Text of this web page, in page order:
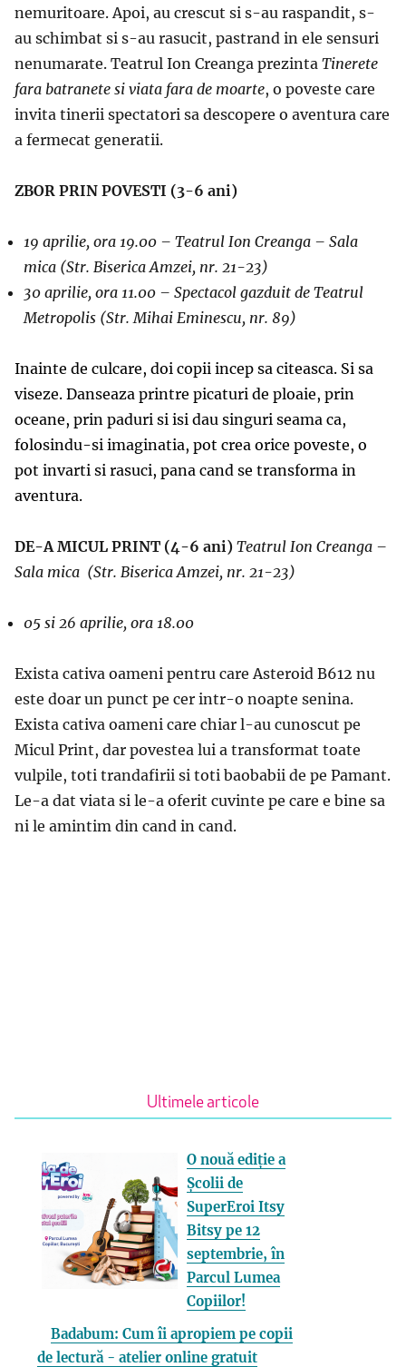
nemuritoare. Apoi, au crescut si s-au raspandit, s-
au schimbat si s-au rasucit, pastrand in ele sensuri
nenumarate. Teatrul Ion Creanga prezinta Tinerete
fara batranete si viata fara de moarte, o poveste care
invita tinerii spectatori sa descopere o aventura care
a fermecat generatii.
ZBOR PRIN POVESTI (3-6 ani)
19 aprilie, ora 19.00 – Teatrul Ion Creanga – Sala
mica (Str. Biserica Amzei, nr. 21-23)
30 aprilie, ora 11.00 – Spectacol gazduit de Teatrul
Metropolis (Str. Mihai Eminescu, nr. 89)
Inainte de culcare, doi copii incep sa citeasca. Si sa
viseze. Danseaza printre picaturi de ploaie, prin
oceane, prin paduri si isi dau singuri seama ca,
folosindu-si imaginatia, pot crea orice poveste, o
pot invarti si rasuci, pana cand se transforma in
aventura.
DE-A MICUL PRINT (4-6 ani) Teatrul Ion Creanga –
Sala mica (Str. Biserica Amzei, nr. 21-23)
05 si 26 aprilie, ora 18.00
Exista cativa oameni pentru care Asteroid B612 nu
este doar un punct pe cer intr-o noapte senina.
Exista cativa oameni care chiar l-au cunoscut pe
Micul Print, dar povestea lui a transformat toate
vulpile, toti trandafirii si toti baobabii de pe Pamant.
Le-a dat viata si le-a oferit cuvinte pe care e bine sa
ni le amintim din cand in cand.
Ultimele articole
O nouă ediție a
Școlii de
SuperEroi Itsy
Bitsy pe 12
septembrie, în
Parcul Lumea
Copiilor!
Badabum: Cum îi apropiem pe copii
de lectură - atelier online gratuit